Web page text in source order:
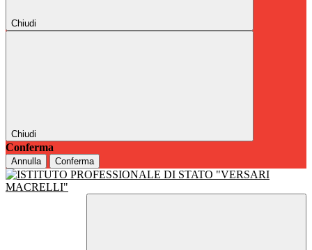
Chiudi
Chiudi
Conferma
Annulla Conferma